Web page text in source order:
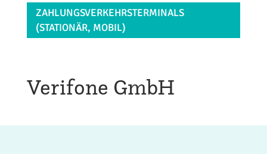
ZAHLUNGSVERKEHRSTERMINALS
(STATIONÄR, MOBIL)
Verifone GmbH